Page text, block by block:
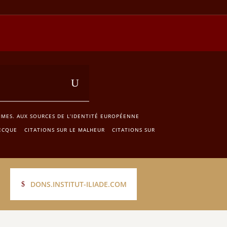
AUX SOURCES DE L’IDENTITÉ EUROPÉENNE
CITATIONS SUR LE MALHEUR CITATIONS SUR
DONS.INSTITUT-ILIADE.COM